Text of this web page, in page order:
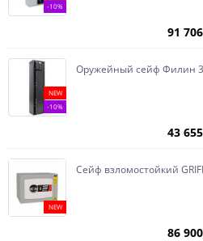
-10%
91 706
NEW
-10%
Оружейный сейф Филин
43 655
NEW
Сейф взломостойкий
86 900